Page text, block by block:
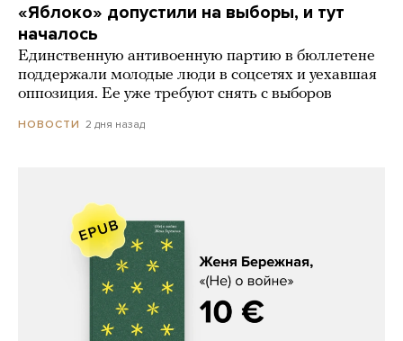
«Яблоко» допустили на выборы, и тут
началось
Единственную антивоенную партию в бюллетене
поддержали молодые люди в соцсетях и уехавшая
оппозиция. Ее уже требуют снять с выборов
НОВОСТИ 2 дня назад